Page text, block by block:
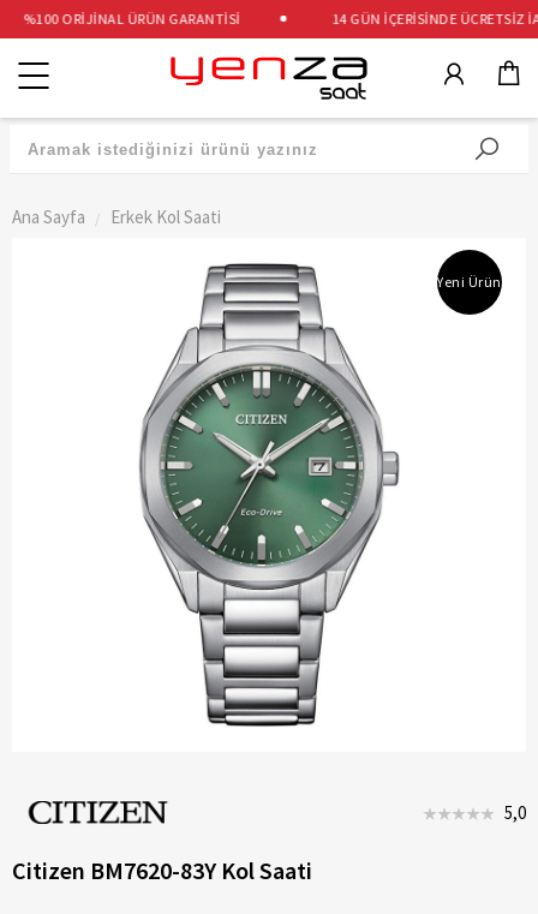
%100 ORİJİNAL ÜRÜN GARANTİSİ 14 GÜN İÇERİSİNDE ÜCRETSİZ
Kategoriler
Ana Sayfa Erkek Kol Saati
Yeni Ürün
5,0
Citizen BM7620-83Y Kol Saati